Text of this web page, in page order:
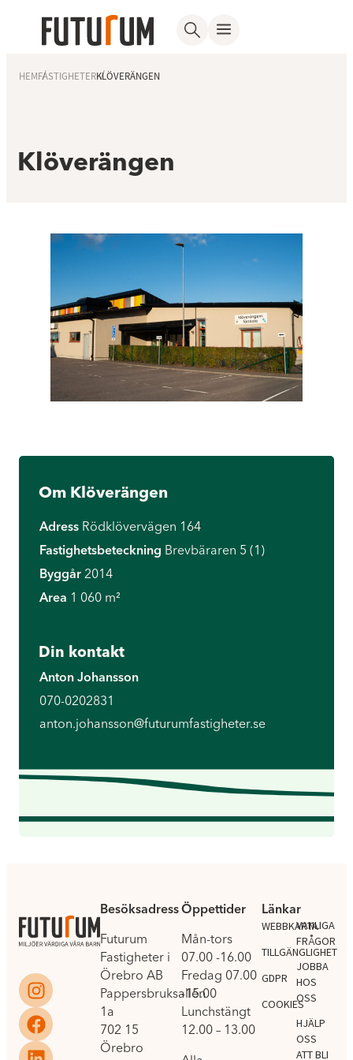
HEMFASTIGHETERKLÖVERÄNGEN
Klöverängen
Om Klöverängen
Adress Rödklövervägen 164
Fastighetsbeteckning Brevbäraren 5 (1)
Byggår 2014
Area 1 060 m²
Din kontakt
Anton Johansson
070-0202831
anton.johansson@futurumfastigheter.se
Besöksadress
Futurum
Fastigheter i
Örebro AB
Pappersbruksallén
1a
702 15
Örebro
Öppettider
Mån-tors
07.00 -16.00
Fredag 07.00
-15.00
Lunchstängt
12.00 – 13.00
Länkar
WEBBKARTA
TILLGÄNGLIGHET
GDPR
COOKIES
.
VANLIGA
FRÅGOR
JOBBA
HOS
OSS
HJÄLP
OSS
ATT BLI